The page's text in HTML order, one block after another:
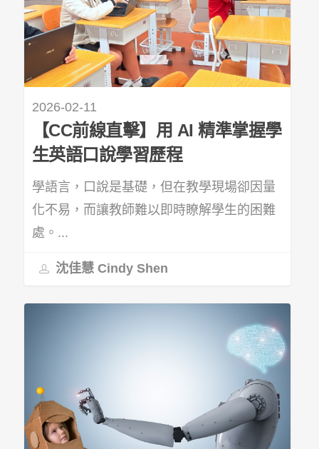
2026-02-11
【CC前線直擊】用 AI 精準掌握學
生英語口說學習歷程
學語言，口說是基礎，但在教學現場卻因量
化不易，而讓教師難以即時瞭解學生的困難
處。...
沈佳慧 Cindy Shen